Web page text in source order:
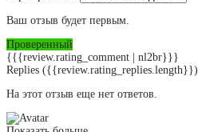
Ваш отзыв будет первым.
Проверенный
{{{review.rating_comment | nl2br}}}
Replies ({{review.rating_replies.length}})
На этот отзыв еще нет ответов.